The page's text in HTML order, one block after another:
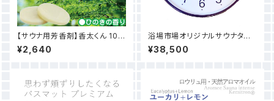
【サウナ用芳香剤】香太くん 10錠
セット
¥2,640
浴場市場オリジナルサウナタイ
マー（耐熱サウナ時計）12分計
直径28cm＜送料無料＞
¥38,500